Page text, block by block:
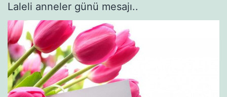
Laleli anneler günü mesajı..